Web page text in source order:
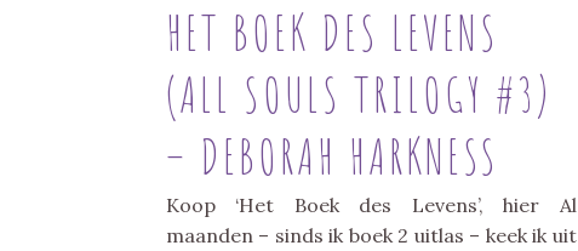
HET BOEK DES LEVENS
(ALL SOULS TRILOGY #3)
– DEBORAH HARKNESS
Koop ‘Het Boek des Levens’, hier Al
maanden – sinds ik boek 2 uitlas – keek ik uit